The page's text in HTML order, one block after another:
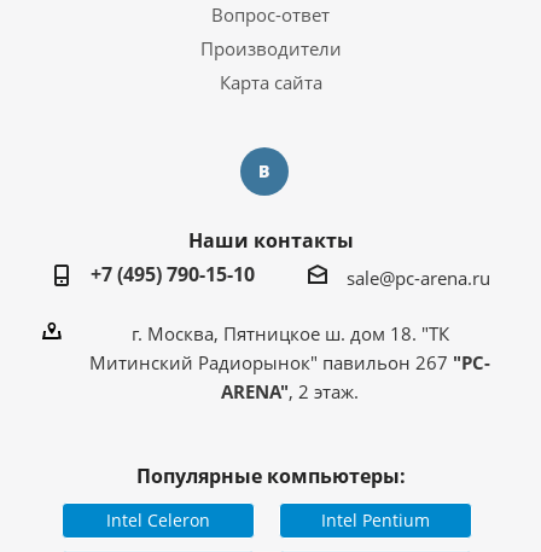
Вопрос-ответ
Производители
Карта сайта
Наши контакты
+7 (495) 790-15-10
sale@pc-arena.ru
г. Москва, Пятницкое ш. дом 18. "ТК
Митинский Радиорынок" павильон 267 "PC-
ARENA", 2 этаж.
Популярные компьютеры:
Intel Celeron Intel Pentium